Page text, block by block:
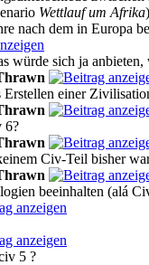
Wettlauf um Afrika
nach dem in Europa
würde sich ja
einer
6?
Civ-Teil bisher
beeinhalten (alá
5 ?